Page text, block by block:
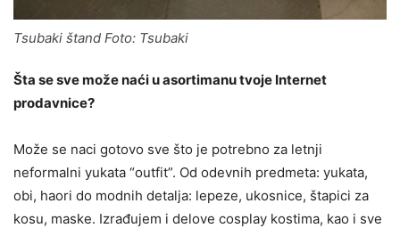
Tsubaki štand Foto: Tsubaki
Šta se sve može naći u asortimanu tvoje Internet
prodavnice?
Može se naci gotovo sve što je potrebno za letnji
neformalni yukata “outfit”. Od odevnih predmeta: yukata,
obi, haori do modnih detalja: lepeze, ukosnice, štapici za
kosu, maske. Izrađujem i delove cosplay kostima, kao i sve